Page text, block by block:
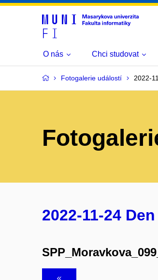
O nás Chci studovat
Fotogalerie událostí 2022-
2022-11-24